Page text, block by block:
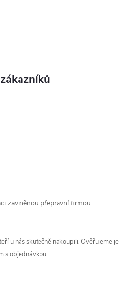
zaviněnou přepravní firmou
u nás skutečně nakoupili. Ověřujeme je
s objednávkou.